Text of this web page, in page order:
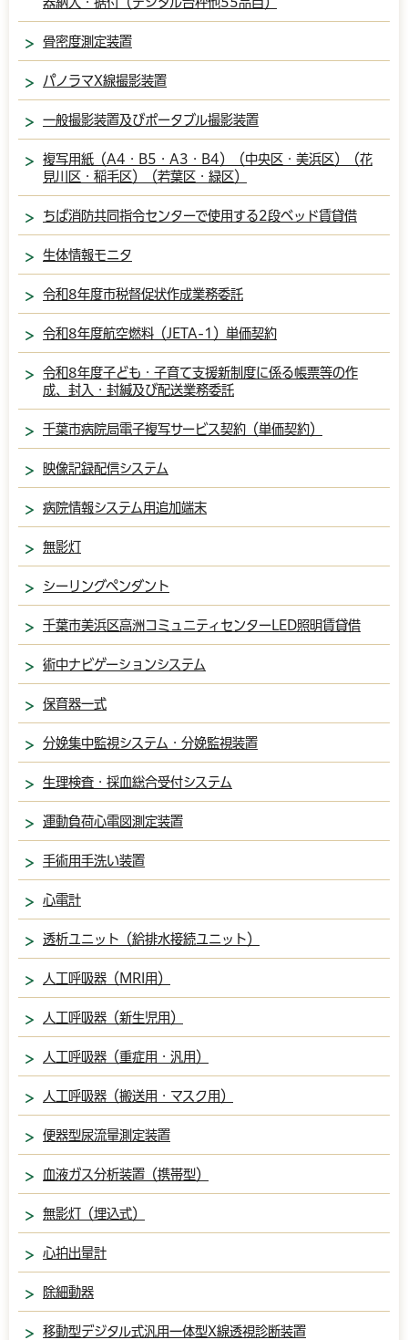
骨密度測定装置
パノラマX線撮影装置
一般撮影装置及びポータブル撮影装置
複写用紙（A4・B5・A3・B4）（中央区・美浜区）（花
見川区・稲毛区）（若葉区・緑区）
ちば消防共同指令センターで使用する2段ベッド賃貸借
生体情報モニタ
令和8年度市税督促状作成業務委託
令和8年度航空燃料（JETA-1）単価契約
令和8年度子ども・子育て支援新制度に係る帳票等の作
成、封入・封緘及び配送業務委託
千葉市病院局電子複写サービス契約（単価契約）
映像記録配信システム
病院情報システム用追加端末
無影灯
シーリングペンダント
千葉市美浜区高洲コミュニティセンターLED照明賃貸借
術中ナビゲーションシステム
保育器一式
分娩集中監視システム・分娩監視装置
生理検査・採血総合受付システム
運動負荷心電図測定装置
手術用手洗い装置
心電計
透析ユニット（給排水接続ユニット）
人工呼吸器（MRI用）
人工呼吸器（新生児用）
人工呼吸器（重症用・汎用）
人工呼吸器（搬送用・マスク用）
便器型尿流量測定装置
血液ガス分析装置（携帯型）
無影灯（埋込式）
心拍出量計
除細動器
移動型デジタル式汎用一体型X線透視診断装置